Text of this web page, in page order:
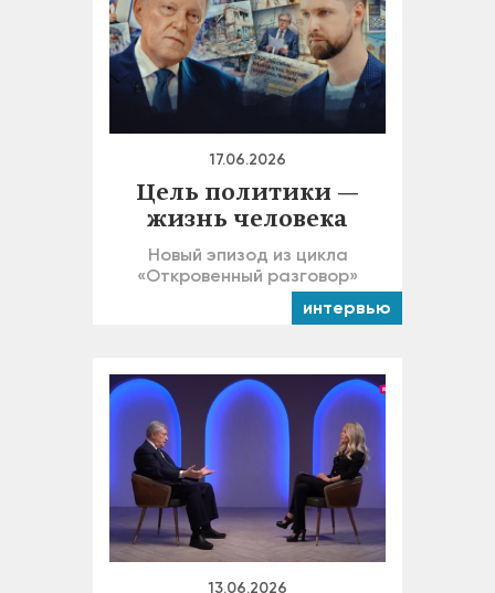
17.06.2026
Цель политики —
жизнь человека
Новый эпизод из цикла
«Откровенный разговор»
интервью
13.06.2026